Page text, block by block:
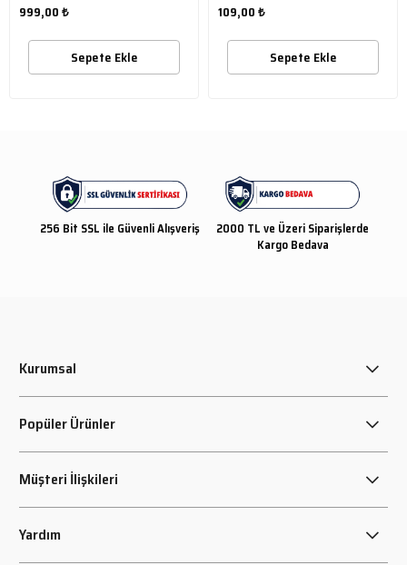
999,00 ₺
Sepete Ekle
109,00 ₺
Sepete Ekle
256 Bit SSL ile Güvenli Alışveriş
2000 TL ve Üzeri Siparişlerde
Kargo Bedava
Kurumsal
Popüler Ürünler
Müşteri İlişkileri
Yardım